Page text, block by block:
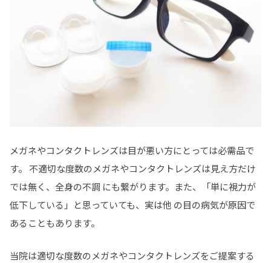
メガネやコンタクトレンズは目が悪い方にとっては必需品で
す。 不適切な度数のメガネやコンタクトレンズは見え方だけ
では無く、全身の不調 にも繋がります。また、「単に視力が
低下している」と思っていても、実は他 の目の病気が原因で
あることもあります。
当院は適切な度数のメガネやコンタクトレンズをご提案する